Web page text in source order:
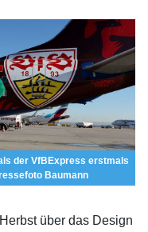
der VfBExpress erstmals
Baumann
über das Design